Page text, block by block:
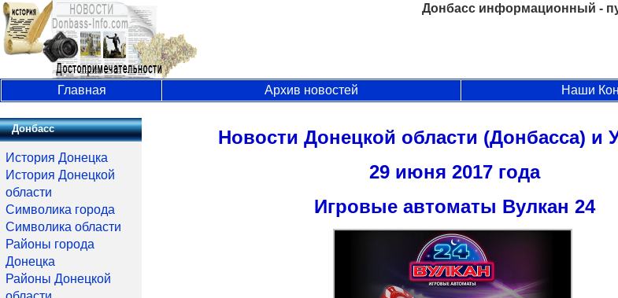
Донбасс информационный -
Главная Архив новостей Наши
Новости Донецкой области (Донбасса) и
29 июня 2017 года
Игровые автоматы Вулкан 24
Донбасс
История Донецка
История Донецкой
области
Символика города
Символика области
Районы города
Донецка
Районы Донецкой